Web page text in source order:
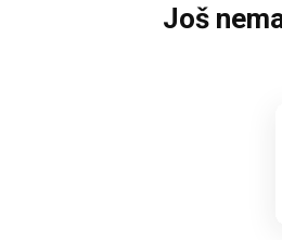
Još